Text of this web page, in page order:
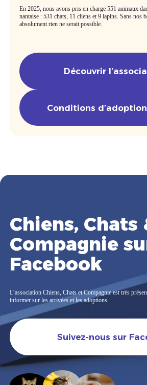
En 2025, nous avons pris en charge 551 animaux
nantaise : 531 chats, 11 cliens et 9 lapins. Sans nos
absolument rien ne serait possible.
Découvrir
Conditions
Chiens, Chats
Compagnie
Facebook
L’association Chiens, Chats et Compagnie est très
informer sur les arrivées et les adoptions.
Suivez-nous sur